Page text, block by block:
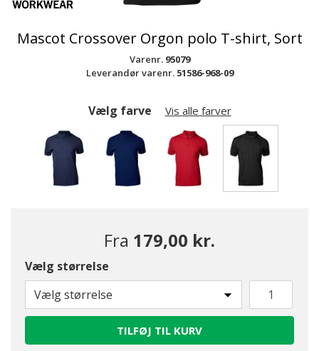
Mascot Crossover Orgon polo T-shirt, Sort
Varenr. 95079
Leverandør varenr. 51586-968-09
Vælg farve Vis alle farver
Fra 179,00 kr.
Vælg størrelse
Vælg størrelse
TILFØJ TIL KURV